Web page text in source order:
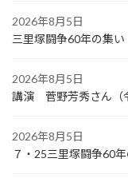
2026年8月5日
三里塚闘争60年の集
2026年8月5日
講演 菅野芳秀さん（
2026年8月5日
７・25三里塚闘争60